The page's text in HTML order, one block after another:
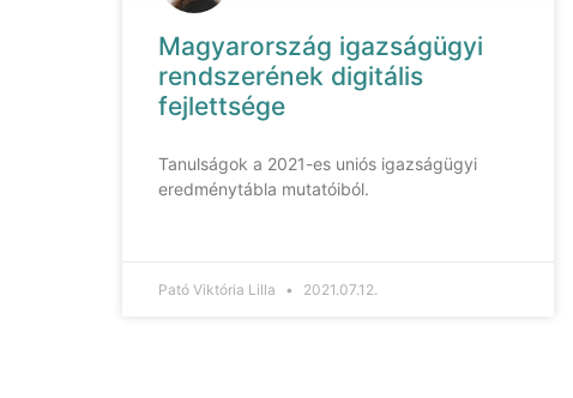
Magyarország igazságügyi
rendszerének digitális
fejlettsége
Tanulságok a 2021-es uniós igazságügyi
eredménytábla mutatóiból.
Pató Viktória Lilla 2021.07.12.